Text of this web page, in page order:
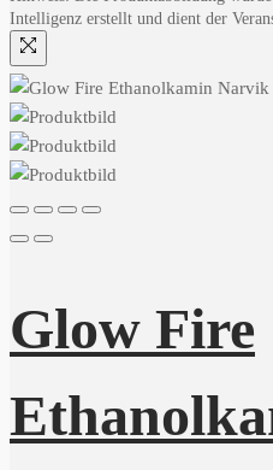
Intelligenz erstellt und dient der
Glow Fire